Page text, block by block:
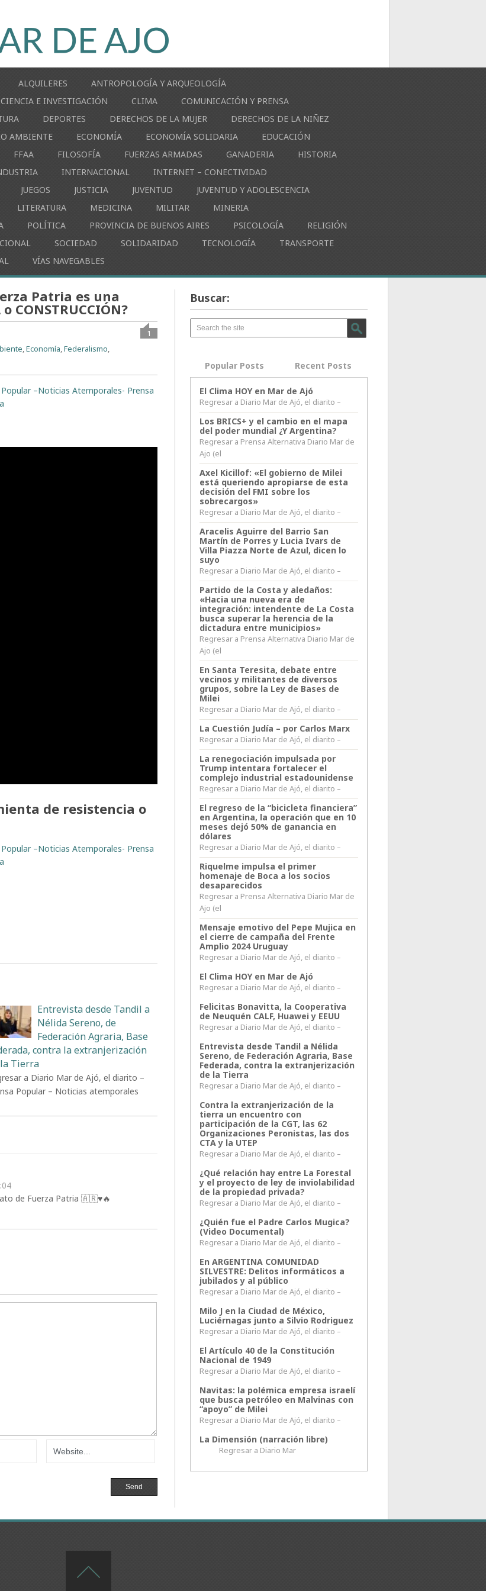
ALQUILERES
ANTROPOLOGÍA Y ARQUEOLOGÍA
CIENCIA E INVESTIGACIÓN CLIMA
COMUNICACIÓN Y PRENSA
DEPORTES DERECHOS DE LA MUJER
DERECHOS DE LA NIÑEZ
AMBIENTE ECONOMÍA ECONOMÍA SOLIDARIA
EDUCACIÓN
FFAA FILOSOFÍA FUERZAS ARMADAS GANADERIA
HISTORIA
INTERNACIONAL
INTERNET – CONECTIVIDAD
JUEGOS JUSTICIA JUVENTUD
JUVENTUD Y ADOLESCENCIA
LITERATURA MEDICINA MILITAR
MINERIA
POLÍTICA PROVINCIA DE BUENOS AIRES PSICOLOGÍA
RELIGIÓN
SOCIEDAD SOLIDARIDAD TECNOLOGÍA
TRANSPORTE
VÍAS NAVEGABLES
Patria es una
CONSTRUCCIÓN?
1
,Economía,Federalismo,
–Noticias Atemporales- Prensa
de resistencia o
–Noticias Atemporales- Prensa
Entrevista desde Tandil a
Nélida Sereno, de
Federación Agraria, Base
contra la extranjerización
Tierra
a Diario Mar de Ajó, el diarito –
Popular – Noticias atemporales
de Fuerza Patria 🇦🇷♥️🔥
Buscar:
Popular Posts Recent Posts
El Clima HOY en Mar de Ajó
Regresar a Diario Mar de Ajó, el diarito –
Los BRICS+ y el cambio en el mapa
del poder mundial ¿Y Argentina?
Regresar a Prensa Alternativa Diario Mar de
Ajo (el
Axel Kicillof: «El gobierno de Milei
está queriendo apropiarse de esta
decisión del FMI sobre los
sobrecargos»
Regresar a Diario Mar de Ajó, el diarito –
Aracelis Aguirre del Barrio San
Martín de Porres y Lucia Ivars de
Villa Piazza Norte de Azul, dicen lo
suyo
Regresar a Diario Mar de Ajó, el diarito –
Partido de la Costa y aledaños:
«Hacia una nueva era de
integración: intendente de La Costa
busca superar la herencia de la
dictadura entre municipios»
Regresar a Prensa Alternativa Diario Mar de
Ajo (el
En Santa Teresita, debate entre
vecinos y militantes de diversos
grupos, sobre la Ley de Bases de
Milei
Regresar a Diario Mar de Ajó, el diarito –
La Cuestión Judía – por Carlos Marx
Regresar a Diario Mar de Ajó, el diarito –
La renegociación impulsada por
Trump intentara fortalecer el
complejo industrial estadounidense
Regresar a Diario Mar de Ajó, el diarito –
El regreso de la “bicicleta financiera”
en Argentina, la operación que en 10
meses dejó 50% de ganancia en
dólares
Regresar a Diario Mar de Ajó, el diarito –
Riquelme impulsa el primer
homenaje de Boca a los socios
desaparecidos
Regresar a Prensa Alternativa Diario Mar de
Ajo (el
Mensaje emotivo del Pepe Mujica en
el cierre de campaña del Frente
Amplio 2024 Uruguay
Regresar a Diario Mar de Ajó, el diarito –
El Clima HOY en Mar de Ajó
Regresar a Diario Mar de Ajó, el diarito –
Felicitas Bonavitta, la Cooperativa
de Neuquén CALF, Huawei y EEUU
Regresar a Diario Mar de Ajó, el diarito –
Entrevista desde Tandil a Nélida
Sereno, de Federación Agraria, Base
Federada, contra la extranjerización
de la Tierra
Regresar a Diario Mar de Ajó, el diarito –
Contra la extranjerización de la
tierra un encuentro con
participación de la CGT, las 62
Organizaciones Peronistas, las dos
CTA y la UTEP
Regresar a Diario Mar de Ajó, el diarito –
¿Qué relación hay entre La Forestal
y el proyecto de ley de inviolabilidad
de la propiedad privada?
Regresar a Diario Mar de Ajó, el diarito –
¿Quién fue el Padre Carlos Mugica?
(Video Documental)
Regresar a Diario Mar de Ajó, el diarito –
En ARGENTINA COMUNIDAD
SILVESTRE: Delitos informáticos a
jubilados y al público
Regresar a Diario Mar de Ajó, el diarito –
Milo J en la Ciudad de México,
Luciérnagas junto a Silvio Rodriguez
Regresar a Diario Mar de Ajó, el diarito –
El Artículo 40 de la Constitución
Nacional de 1949
Regresar a Diario Mar de Ajó, el diarito –
Navitas: la polémica empresa israelí
que busca petróleo en Malvinas con
“apoyo” de Milei
Regresar a Diario Mar de Ajó, el diarito –
La Dimensión (narración libre)
Regresar a Diario Mar